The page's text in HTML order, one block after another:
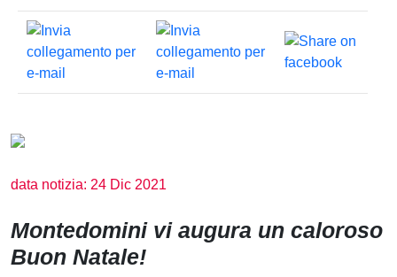
data notizia: 24 Dic 2021
Montedomini vi augura un caloroso
Buon Natale!